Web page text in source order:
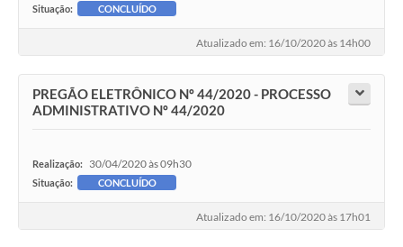
Situação: CONCLUÍDO
Atualizado em: 16/10/2020 às 14h00
PREGÃO ELETRÔNICO Nº 44/2020 - PROCESSO
ADMINISTRATIVO Nº 44/2020
Realização: 30/04/2020 às 09h30
Situação: CONCLUÍDO
Atualizado em: 16/10/2020 às 17h01